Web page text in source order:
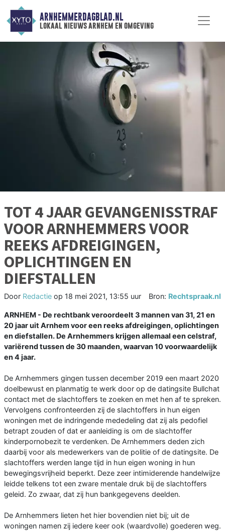
ARNHEMMERDAGBLAD.NL
lokaal nieuws arnhem en omgeving
TOT 4 JAAR GEVANGENISSTRAF
VOOR ARNHEMMERS VOOR
REEKS AFDREIGINGEN,
OPLICHTINGEN EN
DIEFSTALLEN
Door Redactie op 18 mei 2021, 13:55 uur Bron: Rechtspraak.nl
ARNHEM - De rechtbank veroordeelt 3 mannen van 31, 21 en
20 jaar uit Arnhem voor een reeks afdreigingen, oplichtingen
en diefstallen. De Arnhemmers krijgen allemaal een celstraf,
variërend tussen de 30 maanden, waarvan 10 voorwaardelijk
en 4 jaar.
De Arnhemmers gingen tussen december 2019 een maart 2020
doelbewust en planmatig te werk door op de datingsite Bullchat
contact met de slachtoffers te zoeken en met hen af te spreken.
Vervolgens confronteerden zij de slachtoffers in hun eigen
woningen met de indringende mededeling dat zij als pedofiel
betrapt zouden of dat er aanleiding is om de slachtoffer
kinderpornobezit te verdenken. De Arnhemmers deden zich
daarbij voor als medewerkers van de politie of de datingsite. De
slachtoffers werden lange tijd in hun eigen woning in hun
bewegingsvrijheid beperkt. Deze zeer intimiderende handelwijze
leidde telkens tot een zware mentale druk bij de slachtoffers
geleid. Zo zwaar, dat zij hun bankgegevens deelden.
De Arnhemmers lieten het hier bovendien niet bij; uit de
woningen namen zij iedere keer ook (waardvolle) goederen weg.